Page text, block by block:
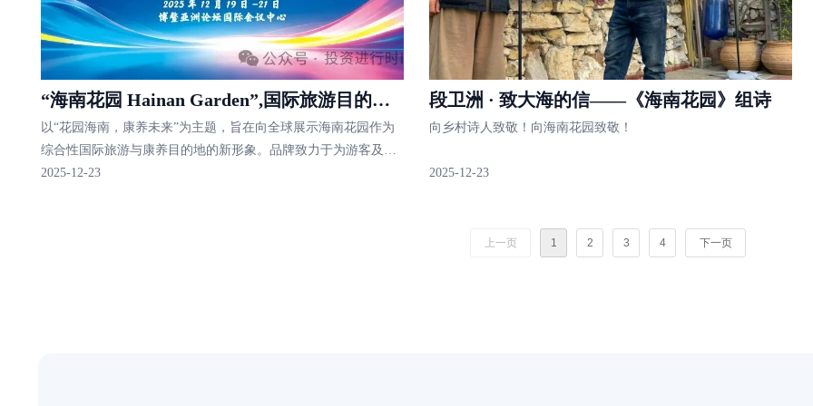
“海南花园 Hainan Garden”,国际旅游目的地
全新品牌及国际网站在第八届博鳌国际康养文
旅大会成功发布
以“花园海南，康养未来”为主题，旨在向全球展示海南花园作为
综合性国际旅游与康养目的地的新形象。品牌致力于为游客及投
资者提供高端度假、生态旅游、健康养生与文化娱乐一体化的服
2025-12-23
段卫洲 · 致大海的信——《海南花园》组诗
向乡村诗人致敬！向海南花园致敬！
2025-12-23
上一页 1 2 3 4 下一页